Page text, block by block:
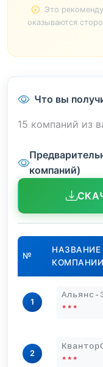
Это
оказываются
Что вы
15 компаний из
компаний)
№
НАЗВАНИЕ
КОМПАНИИ
1
***
2
***